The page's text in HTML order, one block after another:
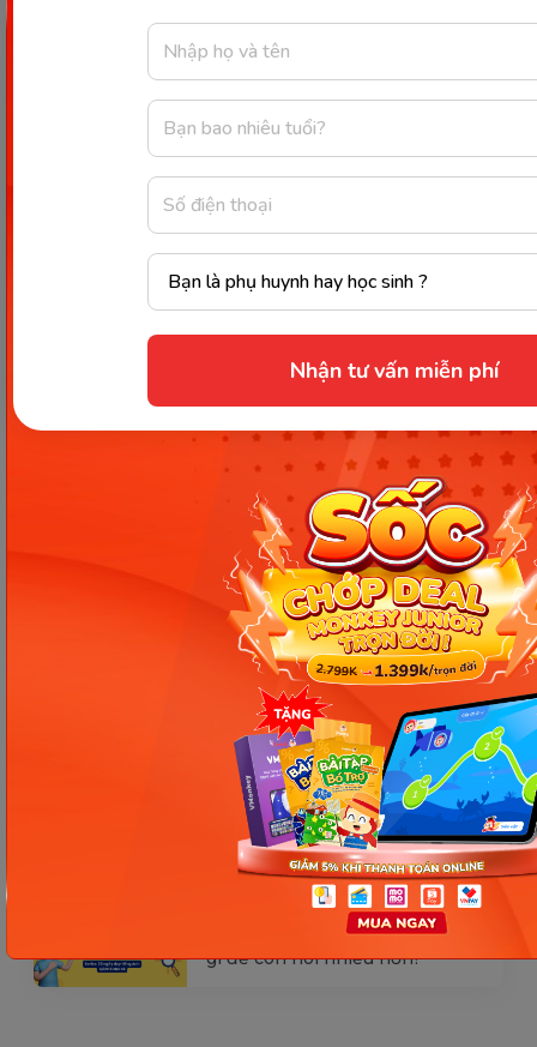
Nhận tư vấn miễn phí
Các Bài Viết Mới Nhất
[Thảo luận] Cơn thịnh nộ (ăn
vạ) của trẻ | Kỷ luật tích cực #17
Ngày 18: Vì sao bé nhanh quên
từ tiếng Anh? Cách giúp con
nhớ lâu mà không cần học
nhiều
Ngày 17: Bé nhận diện từ nhanh
qua hình ảnh – Chìa khóa giúp
con hiểu ngay không cần dịch
Ngày 16: Tăng tốc độ phản xạ và
ghi nhớ tiếng Anh – Giúp bé
hiểu và nói nhanh hơn
Ngày 15: Bé bắt đầu nói tiếng
Anh tự nhiên – Ba mẹ cần làm
gì để con nói nhiều hơn?